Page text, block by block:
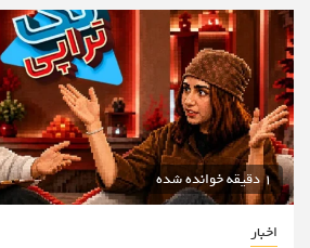
1 دقیقه خوانده شده
اخبار